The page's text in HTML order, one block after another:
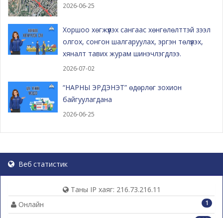
2026-06-25
Хоршоо хөгжүүлэх сангаас хөнгөлөлттэй зээл
олгох, сонгон шалгаруулах, эргэн төлүүлэх,
хяналт тавих журам шинэчлэгдлээ.
2026-07-02
“НАРНЫ ЭРДЭНЭТ” өдөрлөг зохион
байгуулагдана
2026-06-25
Веб статистик
Таны IP хаяг: 216.73.216.11
1
Онлайн